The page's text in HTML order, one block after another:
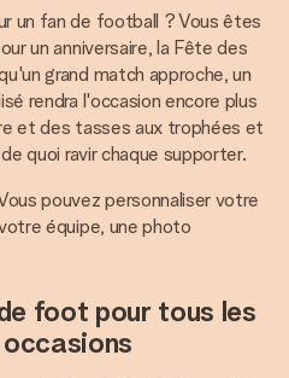
un fan de football ? Vous êtes
un anniversaire, la Fête des
grand match approche, un
rendra l'occasion encore plus
et des tasses aux trophées et
quoi ravir chaque supporter.
pouvez personnaliser votre
équipe, une photo
foot pour tous les